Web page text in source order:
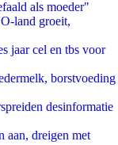
als moeder"
land groeit,
jaar cel en tbs voor
borstvoeding
desinformatie
aan, dreigen met